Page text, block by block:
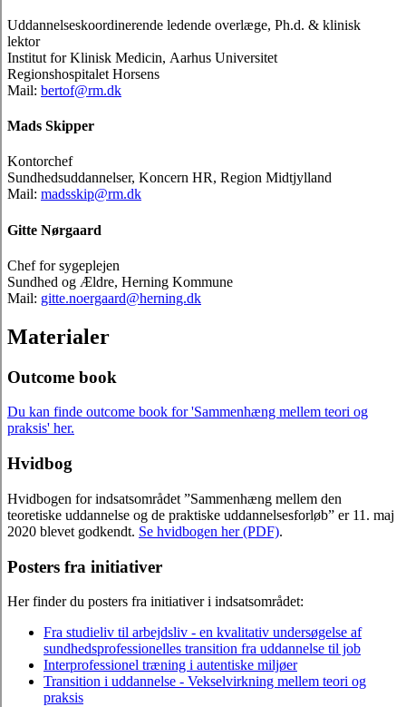
Uddannelseskoordinerende ledende overlæge, Ph.d. & klinisk
lektor
Institut for Klinisk Medicin, Aarhus Universitet
Regionshospitalet Horsens
Mail: bertof@rm.dk
Mads Skipper
Kontorchef
Sundhedsuddannelser, Koncern HR, Region Midtjylland
Mail: madsskip@rm.dk
Gitte Nørgaard
Chef for sygeplejen
Sundhed og Ældre, Herning Kommune
Mail: gitte.noergaard@herning.dk
Materialer
Outcome book
Du kan finde outcome book for 'Sammenhæng mellem teori og
praksis' her.
Hvidbog
Hvidbogen for indsatsområdet ”Sammenhæng mellem den
teoretiske uddannelse og de praktiske uddannelsesforløb” er 11. maj
2020 blevet godkendt. Se hvidbogen her (PDF).
Posters fra initiativer
Her finder du posters fra initiativer i indsatsområdet:
Fra studieliv til arbejdsliv - en kvalitativ undersøgelse af
sundhedsprofessionelles transition fra uddannelse til job
Interprofessionel træning i autentiske miljøer
Transition i uddannelse - Vekselvirkning mellem teori og
praksis